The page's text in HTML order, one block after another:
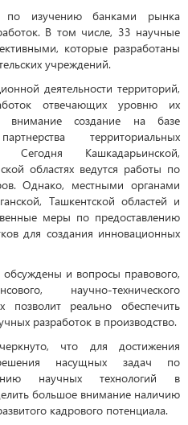
по изучению банками рынка
В том числе, 33 научные
которые разработаны
учреждений.
деятельности территорий,
отвечающих уровню их
внимание создание на базе
территориальных
Сегодня Кашкадарьинской,
областях ведутся работы по
Однако, местными органами
Ташкентской областей и
меры по предоставлению
для создания инновационных
и вопросы правового,
научно-технического
позволит реально обеспечить
разработок в производство.
что для достижения
насущных задач по
научных технологий в
большое внимание наличию
кадрового потенциала.